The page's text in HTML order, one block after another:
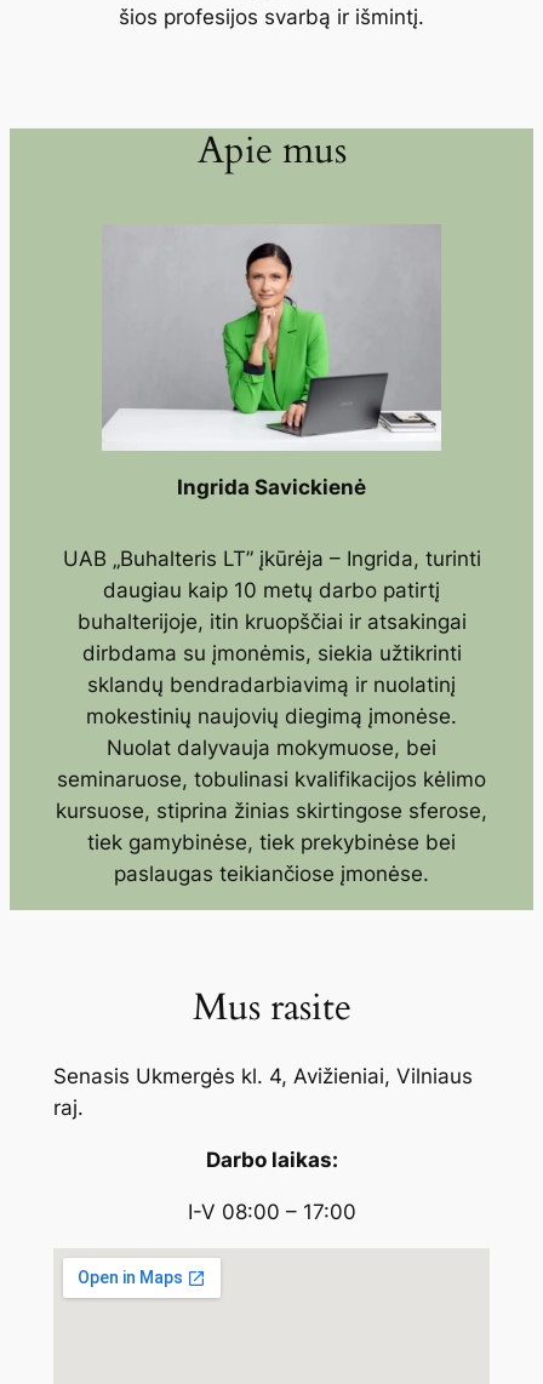
šios profesijos svarbą ir išmintį.
Apie mus
Ingrida Savickienė
UAB „Buhalteris LT” įkūrėja – Ingrida, turinti
daugiau kaip 10 metų darbo patirtį
buhalterijoje, itin kruopščiai ir atsakingai
dirbdama su įmonėmis, siekia užtikrinti
sklandų bendradarbiavimą ir nuolatinį
mokestinių naujovių diegimą įmonėse.
Nuolat dalyvauja mokymuose, bei
seminaruose, tobulinasi kvalifikacijos kėlimo
kursuose, stiprina žinias skirtingose sferose,
tiek gamybinėse, tiek prekybinėse bei
paslaugas teikiančiose įmonėse.
Mus rasite
Senasis Ukmergės kl. 4, Avižieniai, Vilniaus
raj.
Darbo laikas:
I-V 08:00 – 17:00